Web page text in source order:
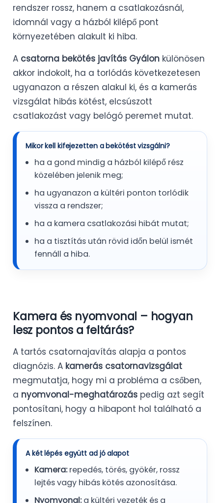
rendszer rossz, hanem a csatlakozásnál,
idomnál vagy a házból kilépő pont
környezetében alakult ki hiba.
A csatorna bekötés javítás Gyálon különösen
akkor indokolt, ha a torlódás következetesen
ugyanazon a részen alakul ki, és a kamerás
vizsgálat hibás kötést, elcsúszott
csatlakozást vagy belógó peremet mutat.
Mikor kell kifejezetten a bekötést vizsgálni?
ha a gond mindig a házból kilépő rész
közelében jelenik meg;
ha ugyanazon a kültéri ponton torlódik
vissza a rendszer;
ha a kamera csatlakozási hibát mutat;
ha a tisztítás után rövid időn belül ismét
fennáll a hiba.
Kamera és nyomvonal – hogyan
lesz pontos a feltárás?
A tartós csatornajavítás alapja a pontos
diagnózis. A kamerás csatornavizsgálat
megmutatja, hogy mi a probléma a csőben,
a nyomvonal-meghatározás pedig azt segít
pontosítani, hogy a hibapont hol található a
felszínen.
A két lépés együtt ad jó alapot
Kamera:repedés, törés, gyökér, rossz
lejtés vagy hibás kötés azonosítása.
Nyomvonal:a kültéri vezeték és a